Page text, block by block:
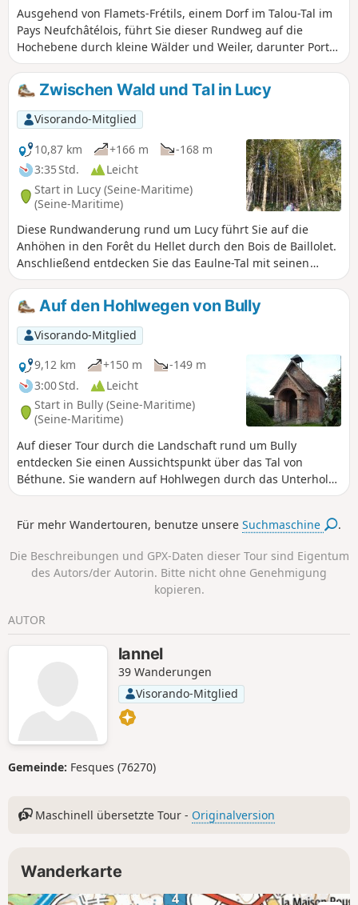
Ausgehend von Flamets-Frétils, einem Dorf im Talou-Tal im
Pays Neufchâtélois, führt Sie dieser Rundweg auf die
Hochebene durch kleine Wälder und Weiler, darunter Port-
Mort mit seiner Kapelle.
Zwischen Wald und Tal in Lucy
Visorando-Mitglied
10,87 km
+166 m
-168 m
3:35 Std.
Leicht
Start in Lucy (Seine-Maritime)
(Seine-Maritime)
Diese Rundwanderung rund um Lucy führt Sie auf die
Anhöhen in den Forêt du Hellet durch den Bois de Baillolet.
Anschließend entdecken Sie das Eaulne-Tal mit seinen
grünen Wiesen.
Auf den Hohlwegen von Bully
Visorando-Mitglied
9,12 km
+150 m
-149 m
3:00 Std.
Leicht
Start in Bully (Seine-Maritime)
(Seine-Maritime)
Auf dieser Tour durch die Landschaft rund um Bully
entdecken Sie einen Aussichtspunkt über das Tal von
Béthune. Sie wandern auf Hohlwegen durch das Unterholz.
Der Rückweg führt durch den Weiler Martincamp, vorbei an
Für mehr Wandertouren, benutze unsereSuchmaschine .
Die Beschreibungen und GPX-Daten dieser Tour sind Eigentum
des Autors/der Autorin. Bitte nicht ohne Genehmigung
kopieren.
AUTOR
lannel
39 Wanderungen
Visorando-Mitglied
Gemeinde: Fesques (76270)
Maschinell übersetzte Tour - Originalversion
Wanderkarte
4